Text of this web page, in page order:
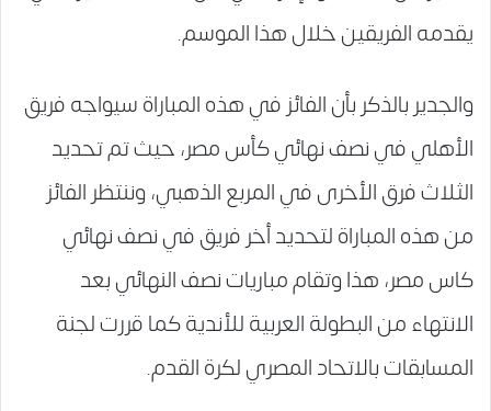
يقدمه الفريقين خلال هذا الموسم.
والجدير بالذكر بأن الفائز في هذه المباراة سيواجه فريق
الأهلي في نصف نهائي كأس مصر، حيث تم تحديد
الثلاث فرق الأخرى في المربع الذهبي، وننتظر الفائز
من هذه المباراة لتحديد أخر فريق في نصف نهائي
كاس مصر، هذا وتقام مباريات نصف النهائي بعد
الانتهاء من البطولة العربية للأندية كما قررت لجنة
المسابقات بالاتحاد المصري لكرة القدم.